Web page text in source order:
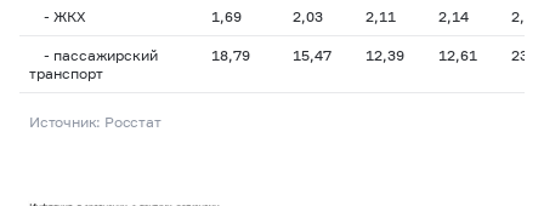
- ЖКХ 1,69 2,03 2,11 2,14 2,35
- пассажирский
транспорт
18,79 15,47 12,39 12,61
Источник: Росстат